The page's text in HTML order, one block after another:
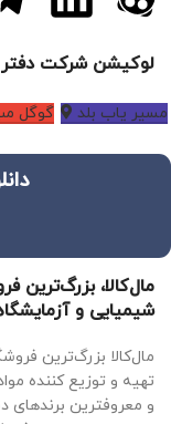
لوکیشن شرکت دفتر
مسیر یاب بلد گوگل
مال‌کالا،
شیمیایی و
مال‌کالا بزرگ‌ترین
تهیه و توزیع کننده
و معروفترین برندهای